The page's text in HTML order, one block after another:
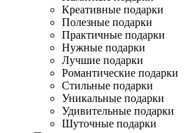
Креативные подарки
Полезные подарки
Практичные подарки
Нужные подарки
Лучшие подарки
Романтические подарки
Стильные подарки
Уникальные подарки
Удивительные подарки
Шуточные подарки